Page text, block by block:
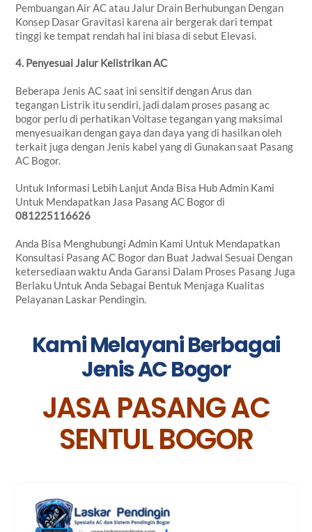
Pembuangan Air AC atau Jalur Drain Berhubungan Dengan
Konsep Dasar Gravitasi karena air bergerak dari tempat
tinggi ke tempat rendah hal ini biasa di sebut Elevasi.
4. Penyesuai Jalur Kelistrikan AC
Beberapa Jenis AC saat ini sensitif dengan Arus dan
tegangan Listrik itu sendiri, jadi dalam proses pasang ac
bogor perlu di perhatikan Voltase tegangan yang maksimal
menyesuaikan dengan gaya dan daya yang di hasilkan oleh
terkait juga dengan Jenis kabel yang di Gunakan saat Pasang
AC Bogor.
Untuk Informasi Lebih Lanjut Anda Bisa Hub Admin Kami
Untuk Mendapatkan Jasa Pasang AC Bogor di
081225116626
Anda Bisa Menghubungi Admin Kami Untuk Mendapatkan
Konsultasi Pasang AC Bogor dan Buat Jadwal Sesuai Dengan
ketersediaan waktu Anda Garansi Dalam Proses Pasang Juga
Berlaku Untuk Anda Sebagai Bentuk Menjaga Kualitas
Pelayanan Laskar Pendingin.
Kami Melayani Berbagai
Jenis AC Bogor
JASA PASANG AC
SENTUL BOGOR